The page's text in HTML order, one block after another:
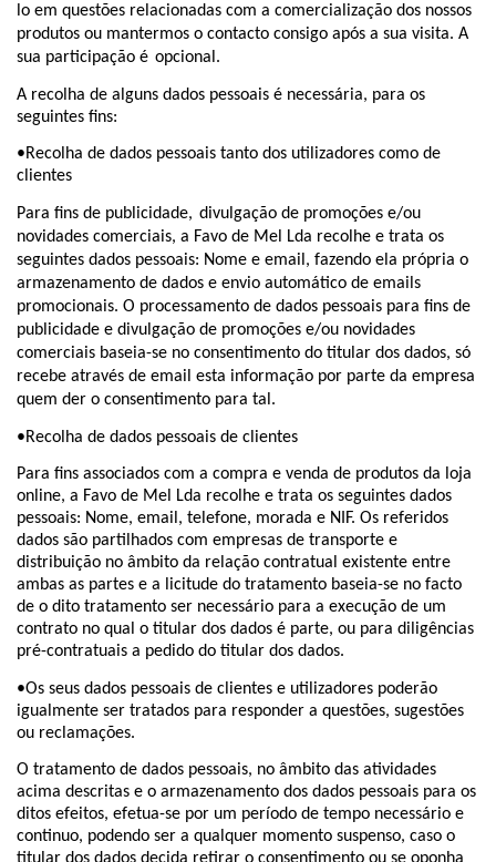
lo em questões relacionadas com a comercialização dos nossos
produtos ou mantermos o contacto consigo após a sua visita. A
sua participação é opcional.
A recolha de alguns dados pessoais é necessária, para os
seguintes fins:
•Recolha de dados pessoais tanto dos utilizadores como de
clientes
Para fins de publicidade, divulgação de promoções e/ou
novidades comerciais, a Favo de Mel Lda recolhe e trata os
seguintes dados pessoais: Nome e email, fazendo ela própria o
armazenamento de dados e envio automático de emails
promocionais. O processamento de dados pessoais para fins de
publicidade e divulgação de promoções e/ou novidades
comerciais baseia-se no consentimento do titular dos dados, só
recebe através de email esta informação por parte da empresa
quem der o consentimento para tal.
•Recolha de dados pessoais de clientes
Para fins associados com a compra e venda de produtos da loja
online, a Favo de Mel Lda recolhe e trata os seguintes dados
pessoais: Nome, email, telefone, morada e NIF. Os referidos
dados são partilhados com empresas de transporte e
distribuição no âmbito da relação contratual existente entre
ambas as partes e a licitude do tratamento baseia-se no facto
de o dito tratamento ser necessário para a execução de um
contrato no qual o titular dos dados é parte, ou para diligências
pré-contratuais a pedido do titular dos dados.
•Os seus dados pessoais de clientes e utilizadores poderão
igualmente ser tratados para responder a questões, sugestões
ou reclamações.
O tratamento de dados pessoais, no âmbito das atividades
acima descritas e o armazenamento dos dados pessoais para os
ditos efeitos, efetua-se por um período de tempo necessário e
continuo, podendo ser a qualquer momento suspenso, caso o